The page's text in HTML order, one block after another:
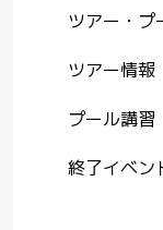
ツアー・プ
ツアー情報
プール講習
終了イベン